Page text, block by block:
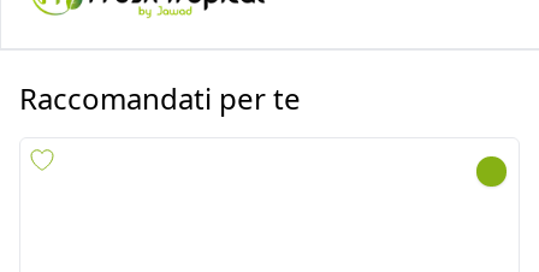
Raccomandati per te